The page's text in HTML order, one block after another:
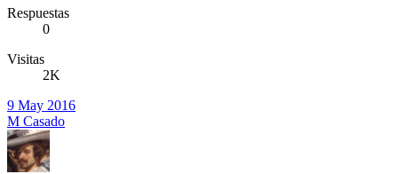
Respuestas
0
Visitas
2K
9 May 2016
M Casado